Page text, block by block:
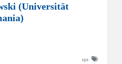
(Universität
spa